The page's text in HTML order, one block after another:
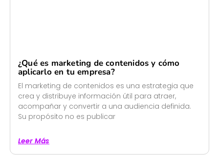
¿Qué es marketing de contenidos y cómo
aplicarlo en tu empresa?
El marketing de contenidos es una estrategia que
crea y distribuye información útil para atraer,
acompañar y convertir a una audiencia definida.
Su propósito no es publicar
Leer Más